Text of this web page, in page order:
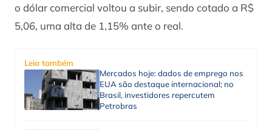
o dólar comercial voltou a subir, sendo cotado a R$
5,06, uma alta de 1,15% ante o real.
Leia também
Mercados hoje: dados de emprego nos
EUA são destaque internacional; no
Brasil, investidores repercutem
Petrobras